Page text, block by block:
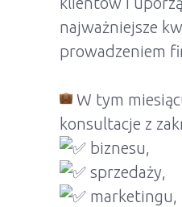
najważniejsze
prowadzeniem
W tym
konsultacje z
biznesu,
sprzedaży,
marketingu,